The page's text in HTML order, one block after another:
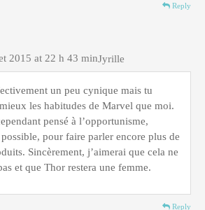
Reply
Jyrille
2015 at 22 h 43 min
un peu cynique mais tu
les habitudes de Marvel que moi.
pensé à l’opportunisme,
pour faire parler encore plus de
Sincèrement, j’aimerai que cela ne
et que Thor restera une femme.
Reply